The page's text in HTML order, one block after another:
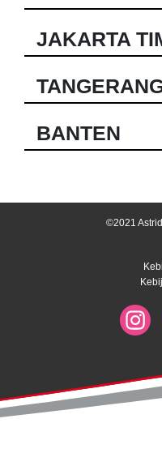
JAKARTA
BANTEN
©2021